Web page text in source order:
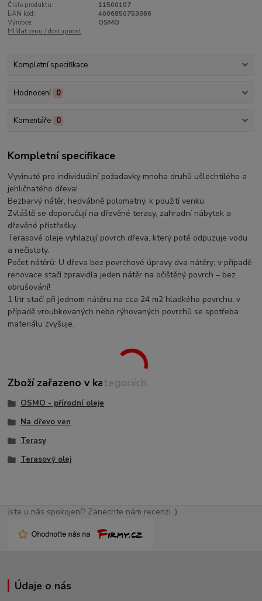
Číslo produktu:
11500107
EAN kód:
4006850753086
Výrobce:
OSMO
Hlídat cenu / dostupnost
Kompletní specifikace
Hodnocení 0
Komentáře 0
Kompletní specifikace
Vyvinuté pro individuální požadavky mnoha druhů ušlechtilého a
jehličnatého dřeva!
Bezbarvý nátěr, hedvábně polomatný, k použití venku.
Zvláště se doporučují na dřevěné terasy, zahradní nábytek a
dřevěné přístřešky.
Terasové oleje vyhlazují povrch dřeva, který poté odpuzuje vodu
a nečistoty.
Počet nátěrů: U dřeva bez povrchové úpravy dva nátěry; v případě
renovace stačí zpravidla jeden nátěr na očištěný povrch – bez
obrušování!
1 litr stačí při jednom nátěru na cca 24 m2 hladkého povrchu, v
případě vroubkovaných nebo rýhovaných povrchů se spotřeba
materiálu zvyšuje.
Zboží zařazeno v kategoriích
OSMO - přírodní oleje
Na dřevo ven
Terasy
Terasový olej
Jste u nás spokojení? Zanechte nám recenzi ;)
Údaje o nás